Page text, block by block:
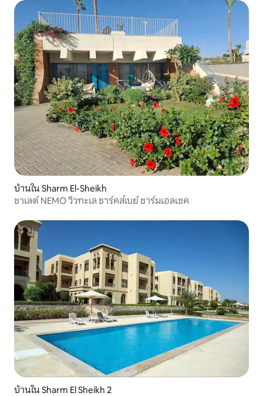
บ้านใน Sharm El-Sheikh
ชาเลต์ NEMO วิวทะเล ชาร์คส์เบย์ ชาร์มเอลเชค
บ้านใน Sharm El Sheikh 2